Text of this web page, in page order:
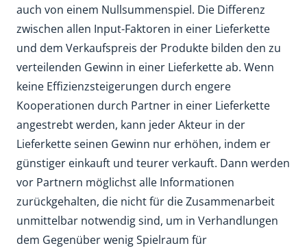
auch von einem Nullsummenspiel. Die Differenz
zwischen allen Input-Faktoren in einer Lieferkette
und dem Verkaufspreis der Produkte bilden den zu
verteilenden Gewinn in einer Lieferkette ab. Wenn
keine Effizienzsteigerungen durch engere
Kooperationen durch Partner in einer Lieferkette
angestrebt werden, kann jeder Akteur in der
Lieferkette seinen Gewinn nur erhöhen, indem er
günstiger einkauft und teurer verkauft. Dann werden
vor Partnern möglichst alle Informationen
zurückgehalten, die nicht für die Zusammenarbeit
unmittelbar notwendig sind, um in Verhandlungen
dem Gegenüber wenig Spielraum für